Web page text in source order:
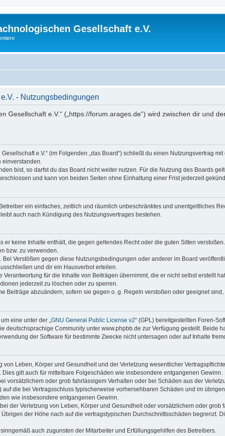
Gesellschaft e.V.
- Nutzungsbedingungen
Gesellschaft e.V.“ („https://forum.arages.de“) wird zwischen dir und
e.V.“ (im Folgenden „das Board“) schließt du einen Nutzungsvertrag
einverstanden.
bist, so darfst du das Board nicht weiter nutzen. Für die Nutzung des Boards
und kann von beiden Seiten ohne Einhaltung einer Frist jederzeit
ein einfaches, zeitlich und räumlich unbeschränktes und unentgeltliches
auch nach Kündigung des Nutzungsvertrages bestehen.
er keine Inhalte enthält, die gegen geltendes Recht oder die guten Sitten
bzw. zu verwenden.
Bei Verstößen gegen diese Nutzungsbedingungen oder anderer im Board
und dir ein Hausverbot erteilen.
Verantwortung für die Inhalte von Beiträgen übernimmt, die er nicht selbst erstellt
jederzeit zu löschen oder zu sperren.
Beiträge abzuändern, sofern sie gegen o. g. Regeln verstoßen oder geeignet
eine unter der „ GNU General Public License v2“ (GPL) bereitgestellten Foren-
deutschsprachige Community unter www.phpbb.de zur Verfügung gestellt. Beide
der Software für bestimmte Zwecke nicht untersagen oder auf Inhalte
von Leben, Körper und Gesundheit und der Verletzung wesentlicher
gilt auch für mittelbare Folgeschäden wie insbesondere entgangenen Gewinn.
vorsätzlichem oder grob fahrlässigem Verhalten oder bei Schäden aus der
die bei Vertragsschluss typischerweise vorhersehbaren Schäden und im
wie insbesondere entgangenen Gewinn.
der Verletzung von Leben, Körper und Gesundheit oder vorsätzlichem oder
der Höhe nach auf die vertragstypischen Durchschnittsschäden begrenzt.
auch zugunsten der Mitarbeiter und Erfüllungsgehilfen des Betreibers.